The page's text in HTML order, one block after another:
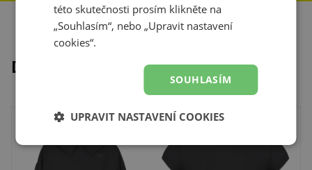
Dokončit vzhled
této skutečnosti prosím klikněte na
„Souhlasím“, nebo „Upravit nastavení
cookies“.
SOUHLASÍM
UPRAVIT NASTAVENÍ COOKIES